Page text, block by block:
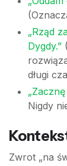
„Rząd
Dygdy.”
długi
Nigdy
Zwrot „na